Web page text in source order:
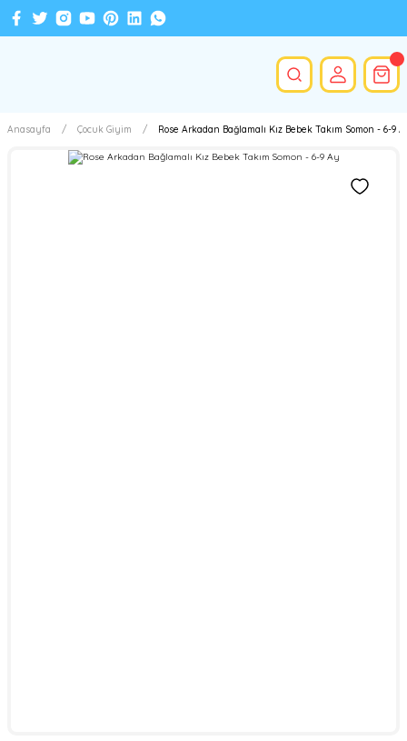
Anasayfa Çocuk Giyim Rose Arkadan Bağlamalı Kız Bebek Takım Somon - 6-9